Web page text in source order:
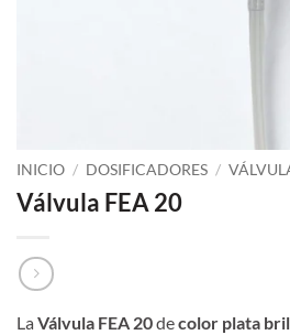
INICIO / DOSIFICADORES /
Válvula FEA 20
LaVálvula FEA 20decolor plata